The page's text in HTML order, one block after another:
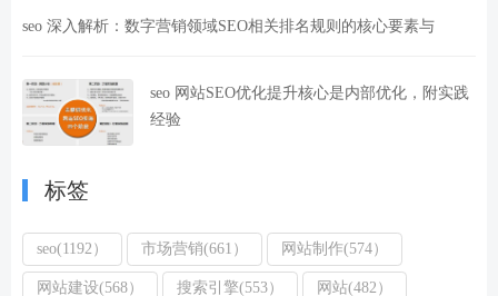
seo 深入解析：数字营销领域SEO相关排名规则的核心要素与
seo 网站SEO优化提升核心是内部优化，附实践
经验
标签
seo(1192） 市场营销(661） 网站制作(574）
网站建设(568） 搜索引擎(553） 网站(482）